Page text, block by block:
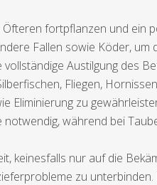
fortpflanzen und ein
Fallen sowie Köder, um
Austilgung des
Fliegen,
Eliminierung zu
während bei
keinesfalls nur auf die
zu